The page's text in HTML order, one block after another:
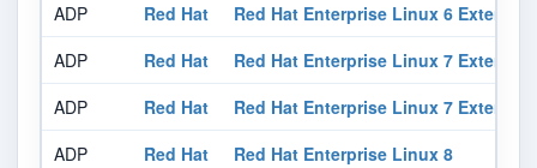
ADP
Red Hat
Red Hat Enterprise Linux 6
ADP
Red Hat
Red Hat Enterprise Linux 7
ADP
Red Hat
Red Hat Enterprise Linux 7
ADP
Red Hat
Red Hat Enterprise Linux 8